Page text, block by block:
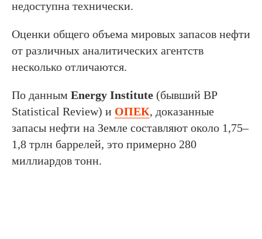
недоступна технически.
Оценки общего объема мировых запасов нефти
от различных аналитических агентств
несколько отличаются.
По данным Energy Institute (бывший BP
Statistical Review) и ОПЕК, доказанные
запасы нефти на Земле составляют около 1,75–
1,8 трлн баррелей, это примерно 280
миллиардов тонн.